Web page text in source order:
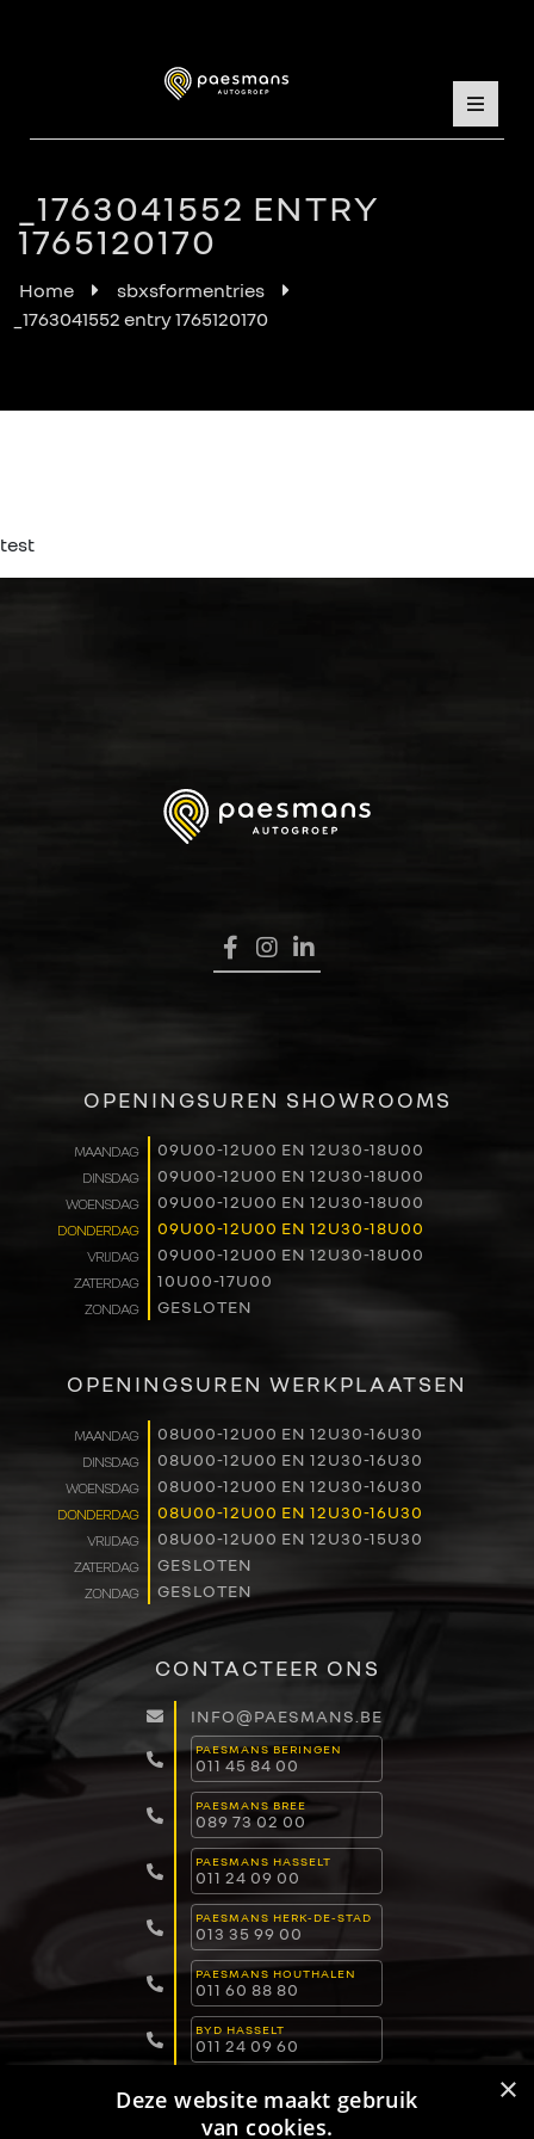
RENAULT PRO+
NAVERKOOP
VERHUUR
NIEUWS
OVER ONS
WERKEN BIJ
CONTACT
_1763041552 ENTRY
1765120170
Home
sbxsformentries
_1763041552 entry 1765120170
test
OPENINGSUREN SHOWROOMS
MAANDAG 09U00-12U00 EN 12U30-18U00
DINSDAG 09U00-12U00 EN 12U30-18U00
WOENSDAG 09U00-12U00 EN 12U30-18U00
DONDERDAG 09U00-12U00 EN 12U30-18U00
VRIJDAG 09U00-12U00 EN 12U30-18U00
ZATERDAG 10U00-17U00
ZONDAG GESLOTEN
OPENINGSUREN WERKPLAATSEN
MAANDAG 08U00-12U00 EN 12U30-16U30
DINSDAG 08U00-12U00 EN 12U30-16U30
WOENSDAG 08U00-12U00 EN 12U30-16U30
DONDERDAG 08U00-12U00 EN 12U30-16U30
VRIJDAG 08U00-12U00 EN 12U30-15U30
ZATERDAG GESLOTEN
ZONDAG GESLOTEN
CONTACTEER ONS
INFO@PAESMANS.BE
PAESMANS BERINGEN
011 45 84 00
PAESMANS BREE
089 73 02 00
PAESMANS HASSELT
011 24 09 00
PAESMANS HERK-DE-STAD
013 35 99 00
PAESMANS HOUTHALEN
011 60 88 80
BYD HASSELT
011 24 09 60
011 15 04 00 ×
Deze website maakt gebruik
van cookies.